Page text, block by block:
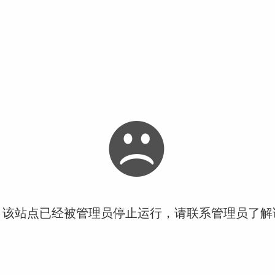
站点已经被管理员停止运行，请联系管理员了